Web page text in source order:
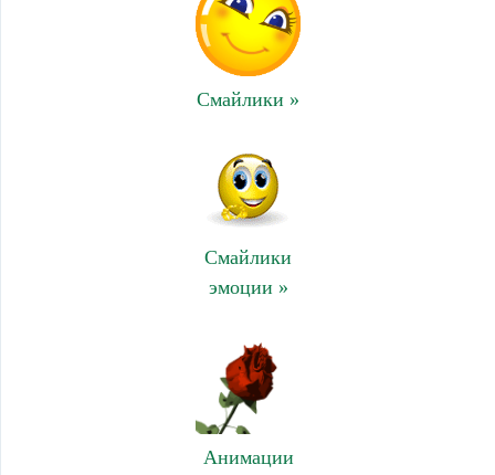
Смайлики »
Смайлики
эмоции »
Анимации